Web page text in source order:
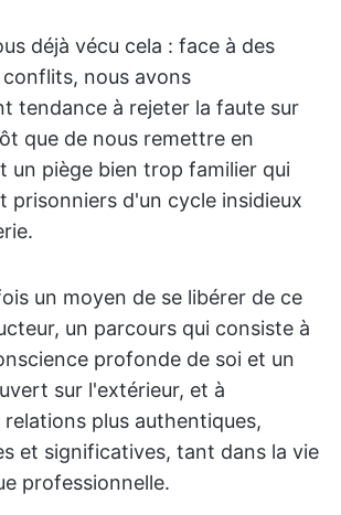
déjà vécu cela : face à des
nous avons
tendance à rejeter la faute sur
que de nous remettre en
un piège bien trop familier qui
prisonniers d'un cycle insidieux
un moyen de se libérer de ce
un parcours qui consiste à
profonde de soi et un
sur l'extérieur, et à
plus authentiques,
et significatives, tant dans la vie
professionnelle.